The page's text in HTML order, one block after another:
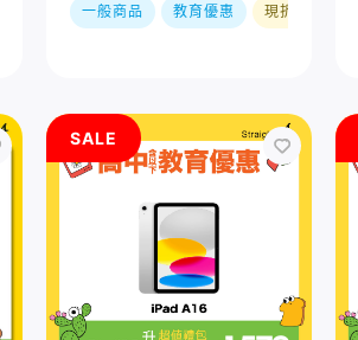
一般商品 教育優惠 現折
SALE